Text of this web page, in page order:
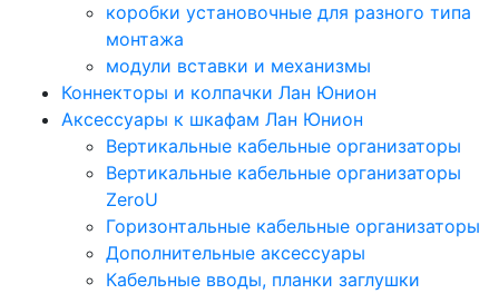
коробки установочные для разного типа
монтажа
модули вставки и механизмы
Коннекторы и колпачки Лан Юнион
Аксессуары к шкафам Лан Юнион
Вертикальные кабельные организаторы
Вертикальные кабельные организаторы
ZeroU
Горизонтальные кабельные организаторы
Дополнительные аксессуары
Кабельные вводы, планки заглушки